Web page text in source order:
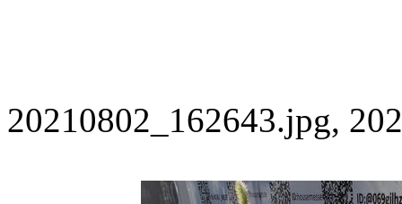
20210802_162643.jpg,